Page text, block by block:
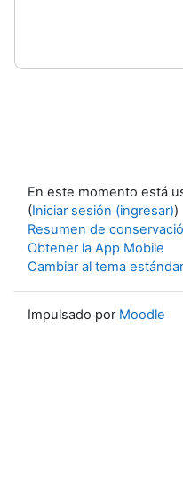
En este momento está
(Iniciar sesión (ingresar))
Resumen de
Obtener la App Mobile
Cambiar al tema estándar
Impulsado por Moodle